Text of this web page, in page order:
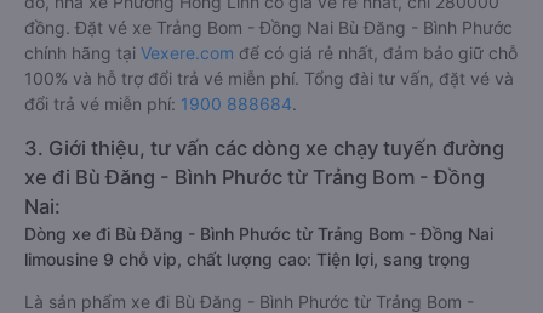
đồng. Đặt vé xe Trảng Bom - Đồng Nai Bù Đăng - Bình Phước
chính hãng tại Vexere.com để có giá rẻ nhất, đảm bảo giữ chỗ
100% và hỗ trợ đổi trả vé miễn phí. Tổng đài tư vấn, đặt vé và
đổi trả vé miễn phí: 1900 888684.
3. Giới thiệu, tư vấn các dòng xe chạy tuyến đường
xe đi Bù Đăng - Bình Phước từ Trảng Bom - Đồng
Nai:
Dòng xe đi Bù Đăng - Bình Phước từ Trảng Bom - Đồng Nai
limousine 9 chỗ vip, chất lượng cao: Tiện lợi, sang trọng
Là sản phẩm xe đi Bù Đăng - Bình Phước từ Trảng Bom -